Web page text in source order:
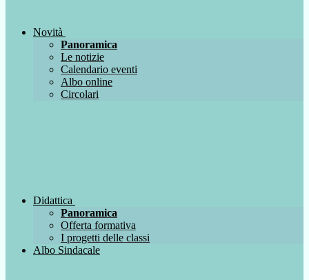
Novità
Panoramica
Le notizie
Calendario eventi
Albo online
Circolari
Didattica
Panoramica
Offerta formativa
I progetti delle classi
Albo Sindacale